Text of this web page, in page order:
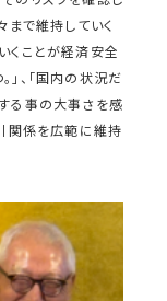
まで維持していく
くことが経済安全
、「国内の状況だ
る事の大事さを感
引関係を広範に維持